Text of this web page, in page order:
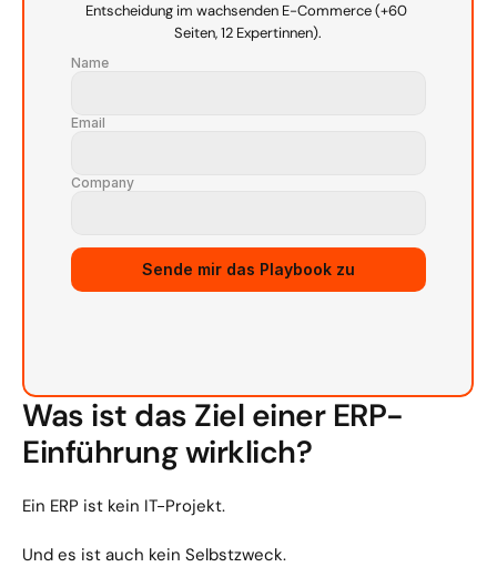
Entscheidung im wachsenden E-Commerce (+60
Seiten, 12 Expertinnen).
Name
Email
Company
Source URL
Sende mir das Playbook zu
Was ist das Ziel einer ERP-
Einführung wirklich?
Ein ERP ist kein IT-Projekt.
Und es ist auch kein Selbstzweck.